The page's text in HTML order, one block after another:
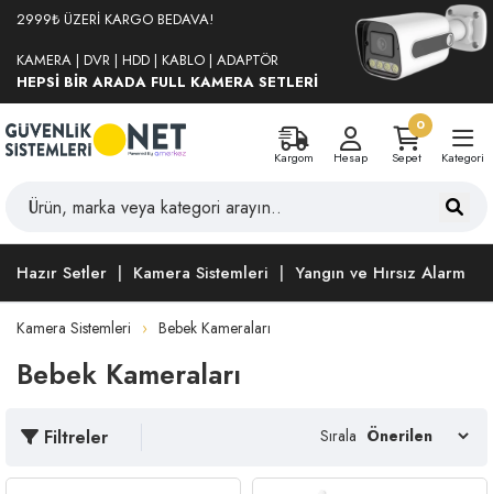
2999₺ ÜZERİ KARGO BEDAVA!
KAMERA | DVR | HDD | KABLO | ADAPTÖR
HEPSİ BİR ARADA FULL KAMERA SETLERİ
Kargom Hesap
0
Sepet
Kategori
Hazır Setler Kamera Sistemleri Yangın ve Hırsız Alarm
Kamera Sistemleri Bebek Kameraları
Bebek Kameraları
Filtreler Sırala